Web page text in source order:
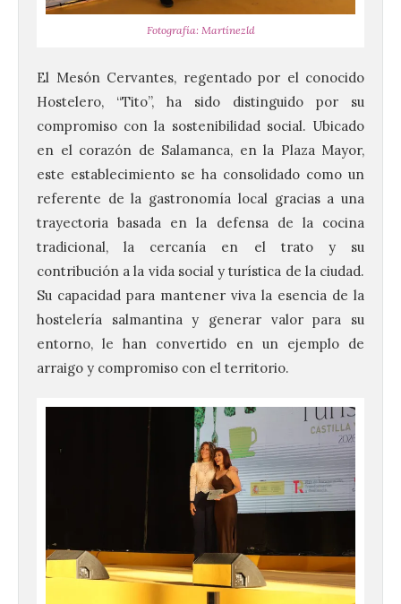
Fotografía: Martínezld
El Mesón Cervantes, regentado por el conocido
Hostelero, “Tito”, ha sido distinguido por su
compromiso con la sostenibilidad social. Ubicado
en el corazón de Salamanca, en la Plaza Mayor,
este establecimiento se ha consolidado como un
referente de la gastronomía local gracias a una
trayectoria basada en la defensa de la cocina
tradicional, la cercanía en el trato y su
contribución a la vida social y turística de la ciudad.
Su capacidad para mantener viva la esencia de la
hostelería salmantina y generar valor para su
entorno, le han convertido en un ejemplo de
arraigo y compromiso con el territorio.